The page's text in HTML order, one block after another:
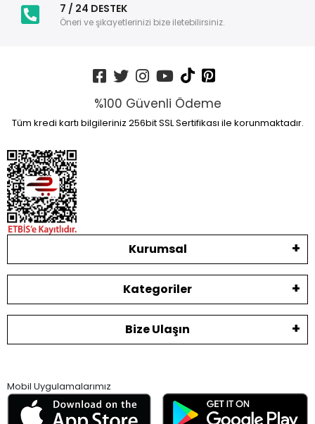
7 / 24 DESTEK
Öneri ve şikayetlerinizi bize iletebilirsiniz.
%100 Güvenli Ödeme
Tüm kredi kartı bilgileriniz 256bit SSL Sertifikası ile korunmaktadır.
Kurumsal
Kategoriler
Bize Ulaşın
Mobil Uygulamalarımız